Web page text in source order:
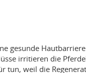
gesunde
irritieren die
tun, weil die